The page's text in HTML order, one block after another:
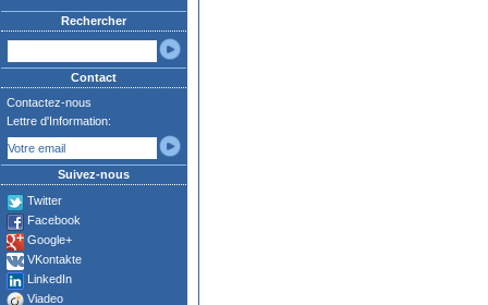
Rechercher
Contact
Contactez-nous
Lettre d'Information:
Suivez-nous
Twitter
Facebook
Google+
VKontakte
LinkedIn
Viadeo